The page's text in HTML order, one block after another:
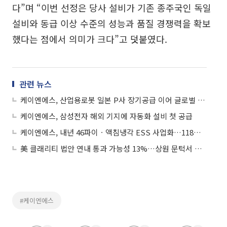
다”며 “이번 선정은 당사 설비가 기존 종주국인 독일
설비와 동급 이상 수준의 성능과 품질 경쟁력을 확보
했다는 점에서 의미가 크다”고 덧붙였다.
관련 뉴스
케이엔에스, 산업용로봇 일본 P사 장기공급 이어 글로벌 S사향 최초 수주
케이엔에스, 삼성전자 해외 기지에 자동화 설비 첫 공급
케이엔에스, 내년 46파이ㆍ액침냉각 ESS 사업화…118조 시장 공략
美 클래리티 법안 연내 통과 가능성 13%…상원 문턱서 제동
#케이엔에스